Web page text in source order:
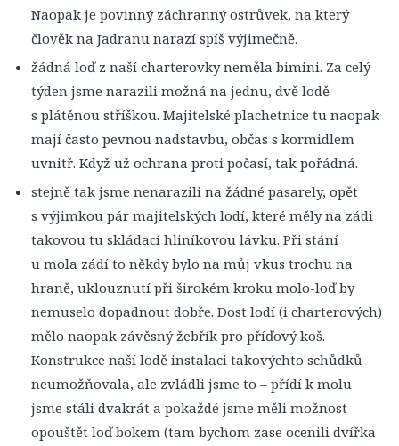
Naopak je povinný záchranný ostrůvek, na který
člověk na Jadranu narazí spíš výjimečně.
žádná loď z naší charterovky neměla bimini. Za celý
týden jsme narazili možná na jednu, dvě lodě
s plátěnou stříškou. Majitelské plachetnice tu naopak
mají často pevnou nadstavbu, občas s kormidlem
uvnitř. Když už ochrana proti počasí, tak pořádná.
stejně tak jsme nenarazili na žádné pasarely, opět
s výjimkou pár majitelských lodí, které měly na zádi
takovou tu skládací hliníkovou lávku. Při stání
u mola zádí to někdy bylo na můj vkus trochu na
hraně, uklouznutí při širokém kroku molo-loď by
nemuselo dopadnout dobře. Dost lodí (i charterových)
mělo naopak závěsný žebřík pro příďový koš.
Konstrukce naší lodě instalaci takovýchto schůdků
neumožňovala, ale zvládli jsme to – přídí k molu
jsme stáli dvakrát a pokaždé jsme měli možnost
opouštět loď bokem (tam bychom zase ocenili dvířka